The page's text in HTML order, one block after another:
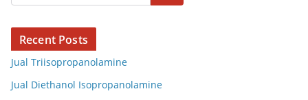
Recent Posts
Jual Triisopropanolamine
Jual Diethanol Isopropanolamine